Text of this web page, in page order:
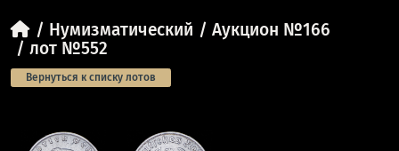
Нумизматический
Аукцион №166
лот №552
Вернуться к списку лотов